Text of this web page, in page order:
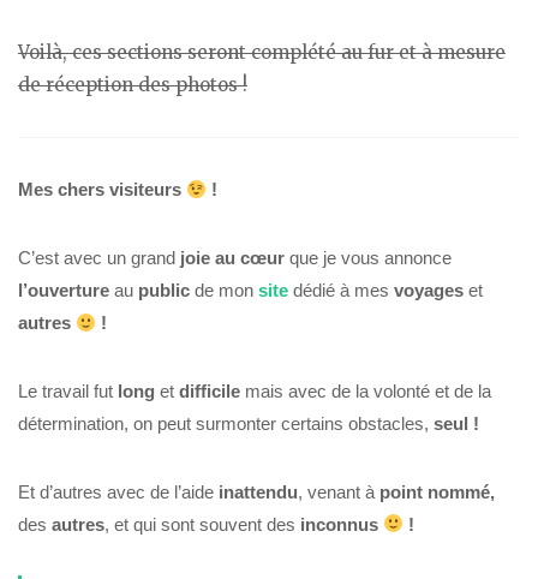
Voilà, ces sections seront complété au fur et à mesure
de réception des photos !
Mes chers visiteurs !
C’est avec un grand joie au cœur que je vous annonce
l’ouverture au public de mon site dédié à mes voyages et
autres
!
Le travail fut long et difficile mais avec de la volonté et de la
détermination, on peut surmonter certains obstacles, seul !
Et d’autres avec de l’aide inattendu, venant à point nommé,
des autres, et qui sont souvent des inconnus !